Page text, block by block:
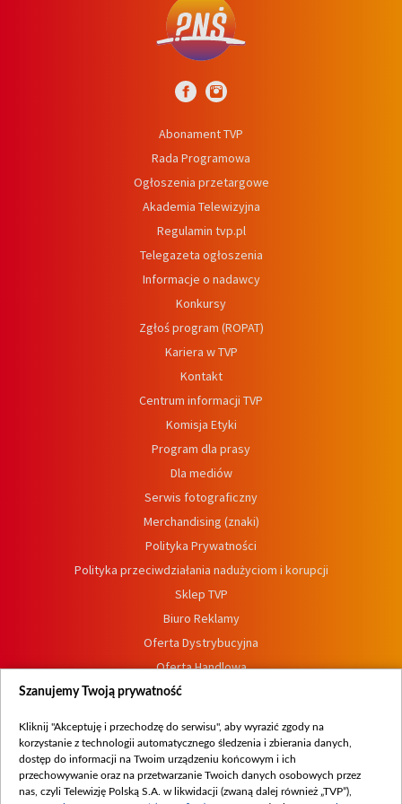
Abonament TVP
Rada Programowa
Ogłoszenia przetargowe
Akademia Telewizyjna
Regulamin tvp.pl
Telegazeta ogłoszenia
Informacje o nadawcy
Konkursy
Zgłoś program (ROPAT)
Kariera w TVP
Kontakt
Centrum informacji TVP
Komisja Etyki
Program dla prasy
Dla mediów
Serwis fotograficzny
Merchandising (znaki)
Polityka Prywatności
Polityka przeciwdziałania nadużyciom i korupcji
Sklep TVP
Biuro Reklamy
Oferta Dystrybucyjna
Oferta Handlowa
Dostępność
Procedura zgłoszeń wewnętrznych
Szanujemy Twoją prywatność
Kliknij "Akceptuję i przechodzę do serwisu", aby wyrazić zgody na
korzystanie z technologii automatycznego śledzenia i zbierania danych,
dostęp do informacji na Twoim urządzeniu końcowym i ich
przechowywanie oraz na przetwarzanie Twoich danych osobowych przez
nas, czyli Telewizję Polską S.A. w likwidacji (zwaną dalej również „TVP”),